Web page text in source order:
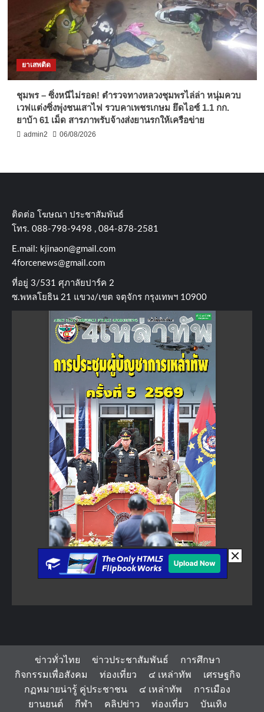
ยาเสพติด
ชุมพร – ซิ่งหนีไม่รอด! ตำรวจทางหลวงชุมพรไล่ล่า หนุ่มควบ
เวฟแต่งซิ่งพุ่งชนเสาไฟ รวบคาเพชรเกษม ยึดไอซ์ 1.1 กก.
ยาบ้า 61 เม็ด สารภาพรับจ้างส่งยานรกให้เครือข่าย
admin2 06/08/2026
ติดต่อ​ โฆษณา​ ประชาสัมพันธ์
โทร​. 088-798-9498 , 084-878-2581
E.mail: kjinaon@gmail.com
4forcenews@gmail.com
ที่อยู่​ 3/531​ ศุภาลัยปาร์ค​ 2
ซ.พหลโยธิน​ 21​ แขวง/เขต​ จตุจักร​ กรุงเทพฯ 10900
ข่าวทั่วไทย ข่าวประชาสัมพันธ์
การศึกษา
กิจกรรมเพื่อสังคม
ท่องเที่ยว ๔ เหล่าทัพ
เศรษฐกิจ
กฏหมายน่ารู้ คู่ประชาชน
๔ เหล่าทัพ
การเมือง
ยานยนต์
กีฬา คลิปข่าว ท่องเที่ยว บันเทิง